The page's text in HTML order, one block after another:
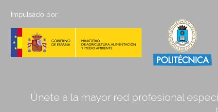
Impulsado por:
Únete a la mayor red profesional